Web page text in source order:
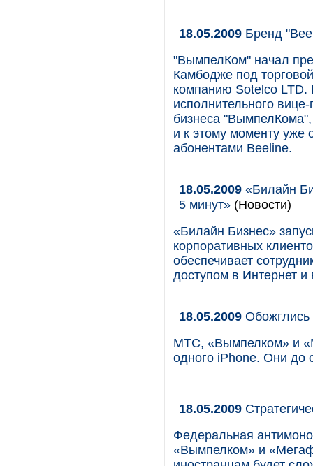
18.05.2009 Бренд
"ВымпелКом" начал
Камбодже под
компанию Sotelco
исполнительного
бизнеса
и к этому моменту уже
абонентами Beeline.
18.05.2009 «Билайн
5 минут» (Новости)
«Билайн Бизнес»
корпоративных
обеспечивает
доступом в Интернет
18.05.2009 Обожглись
МТС, «Вымпелком» и
одного iPhone. Они до
18.05.2009
Федеральная
«Вымпелком» и